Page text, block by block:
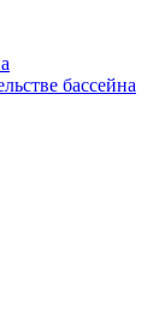
бассейна